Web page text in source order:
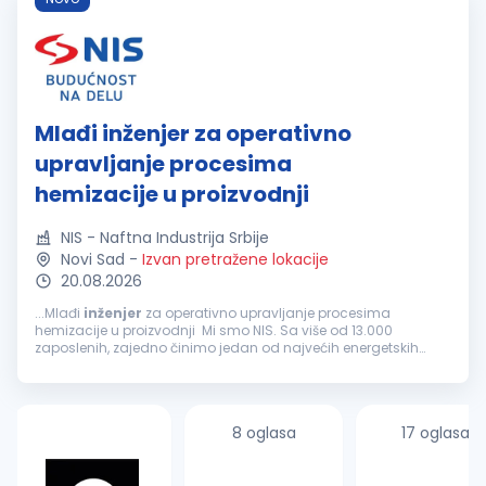
Mlađi inženjer za operativno
upravljanje procesima
hemizacije u proizvodnji
NIS - Naftna Industrija Srbije
Novi Sad - Izvan pretražene lokacije
20.08.2026
...Mlađi inženjer za operativno upravljanje procesima
hemizacije u proizvodnji Mi smo NIS. Sa više od 13.000
zaposlenih, zajedno činimo jedan od najvećih energetskih
ponekad...
8 oglasa 17 oglasa